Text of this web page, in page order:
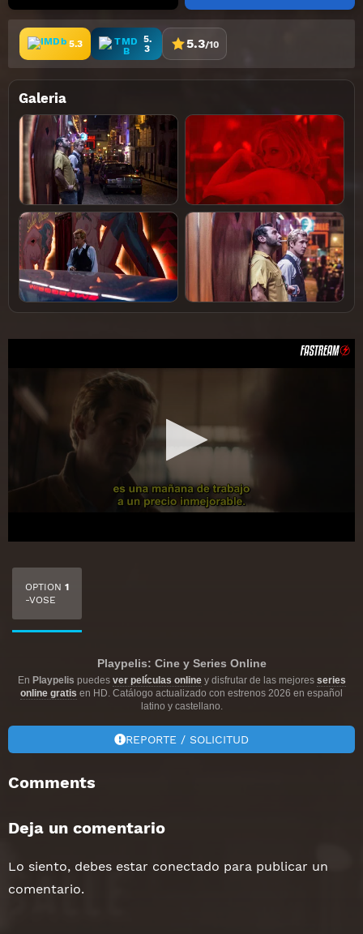
5.3
5.
3
5.3/10
Galeria
OPTION 1
-VOSE
Playpelis: Cine y Series Online
En Playpelis puedes ver películas onliney disfrutar de las mejores series
online gratis en HD. Catálogo actualizado con estrenos 2026 en español
latino y castellano.
REPORTE / SOLICITUD
Comments
Deja un comentario
Lo siento, debes estar conectado para publicar un
comentario.